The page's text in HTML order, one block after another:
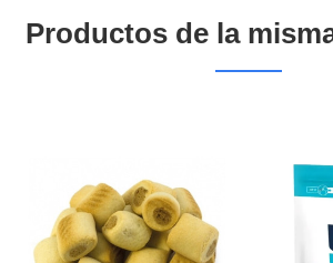
Productos de la